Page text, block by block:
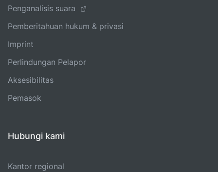
Penganalisis suara
Pemberitahuan hukum & privasi
Imprint
Perlindungan Pelapor
Aksesibilitas
Pemasok
Hubungi kami
Kantor regional